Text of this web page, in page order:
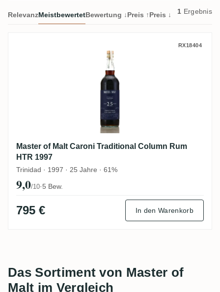
RelevanzMeistbewertetBewertung ↓Preis ↑Preis ↓ 1 Ergebnis
Master of Malt Caroni Traditional Column
RX18404
Master of Malt Caroni Traditional Column Rum
HTR 1997
Trinidad · 1997 · 25 Jahre · 61%
9,0/10·5 Bew.
795 € In den Warenkorb
Das Sortiment von Master of
Malt im Vergleich